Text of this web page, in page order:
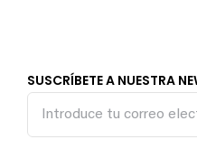
SUSCRÍBETE A NUESTRA